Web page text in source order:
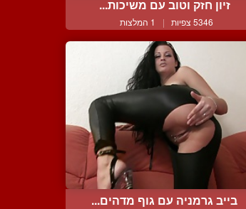
זיון חזק וטוב עם משיכות...
5346 צפיות | 1 המלצות
בייב גרמניה עם גוף מדהים...